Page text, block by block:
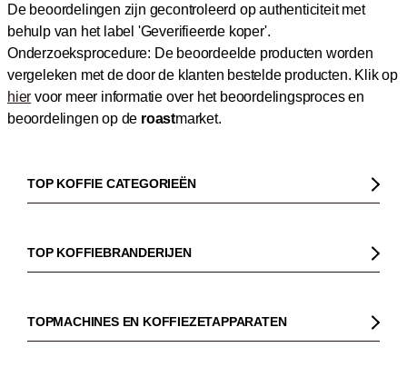
De beoordelingen zijn gecontroleerd op authenticiteit met
behulp van het label 'Geverifieerde koper'.
Onderzoeksprocedure: De beoordeelde producten worden
vergeleken met de door de klanten bestelde producten. Klik op
hier voor meer informatie over het beoordelingsproces en
beoordelingen op de roastmarket.
TOP KOFFIE CATEGORIEËN
Koffiebonen
Biologische koffie
TOP KOFFIEBRANDERIJEN
Dinzler
Elbgold
TOPMACHINES EN KOFFIEZETAPPARATEN